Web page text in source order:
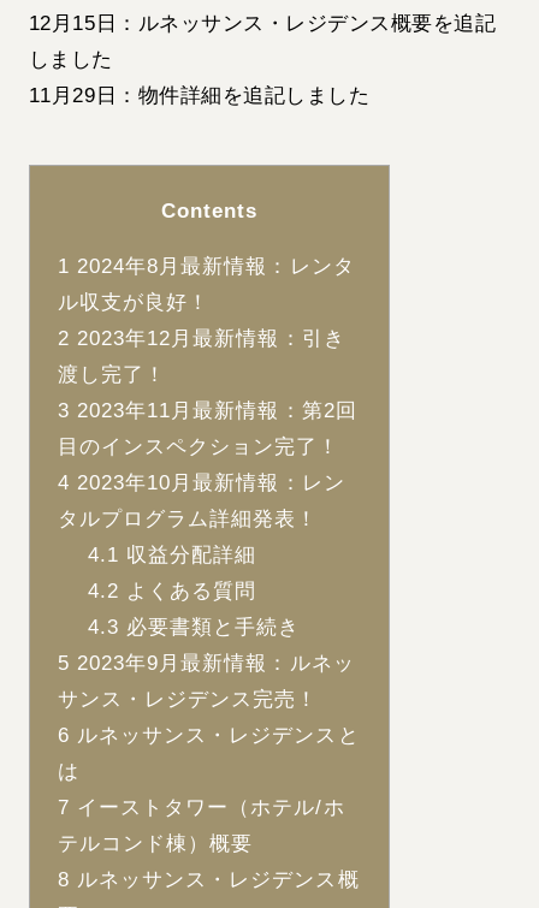
12月15日：ルネッサンス・レジデンス概要を追記
しました
11月29日：物件詳細を追記しました
Contents
1 2024年8月最新情報：レンタ
ル収支が良好！
2 2023年12月最新情報：引き
渡し完了！
3 2023年11月最新情報：第2回
目のインスペクション完了！
4 2023年10月最新情報：レン
タルプログラム詳細発表！
4.1 収益分配詳細
4.2 よくある質問
4.3 必要書類と手続き
5 2023年9月最新情報：ルネッ
サンス・レジデンス完売！
6 ルネッサンス・レジデンスと
は
7 イーストタワー（ホテル/ホ
テルコンド棟）概要
8 ルネッサンス・レジデンス概